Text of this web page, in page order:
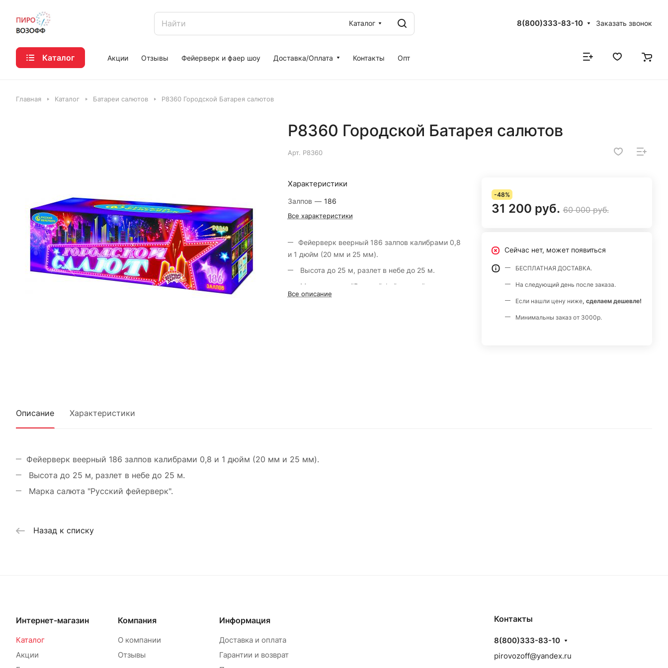
Каталог 8(800)333-83-10 Заказать звонок
Каталог Акции Отзывы Фейерверк и фаер шоу Доставка/Оплата Контакты Опт
Главная Каталог Батареи салютов Р8360 Городской Батарея салютов
Р8360 Городской Батарея салютов
Арт. Р8360
Характеристики
Залпов — 186
Все характеристики
Фейерверк веерный 186 залпов калибрами 0,8
и 1 дюйм (20 мм и 25 мм).
Высота до 25 м, разлет в небе до 25 м.
Марка салюта "Русский фейерверк".
Все описание
-48%
31 200 руб. 60 000 руб.
Сейчас нет, может появиться
БЕСПЛАТНАЯ ДОСТАВКА.
На следующий день после заказа.
Если нашли цену ниже, сделаем дешевле!
Минимальны заказ от 3000р.
Описание Характеристики
Фейерверк веерный 186 залпов калибрами 0,8 и 1 дюйм (20 мм и 25 мм).
Высота до 25 м, разлет в небе до 25 м.
Марка салюта "Русский фейерверк".
Назад к списку
Интернет-магазин
Каталог
Акции
Компания
О компании
Отзывы
Информация
Доставка и оплата
Гарантии и возврат
Контакты
8(800)333-83-10
pirovozoff@yandex.ru